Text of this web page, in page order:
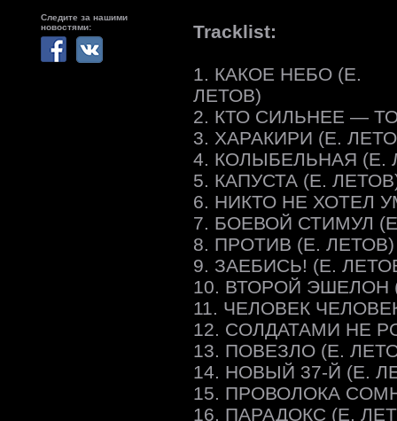
Следите за нашими
новостями:
Tracklist:
1. КАКОЕ НЕБО (Е.
ЛЕТОВ)
2. КТО СИЛЬНЕЕ —
3. ХАРАКИРИ (Е.
4. КОЛЫБЕЛЬНАЯ (Е.
5. КАПУСТА (Е.
6. НИКТО НЕ ХОТЕЛ
7. БОЕВОЙ СТИМУЛ
8. ПРОТИВ (Е. ЛЕТОВ)
9. ЗАЕБИСЬ! (Е.
10. ВТОРОЙ ЭШЕЛОН
11. ЧЕЛОВЕК
12. СОЛДАТАМИ НЕ
13. ПОВЕЗЛО (Е.
14. НОВЫЙ 37-Й (Е.
15. ПРОВОЛОКА
16. ПАРАДОКС (Е.